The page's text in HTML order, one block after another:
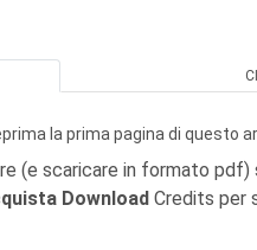
la prima pagina di questo
(e scaricare in formato pdf)
Download Credits per